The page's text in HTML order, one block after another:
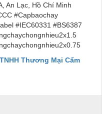
An Lạc, Hồ Chí Minh
#Capbaochay
#IEC60331 #BS6387
Thương Mại Cẩm